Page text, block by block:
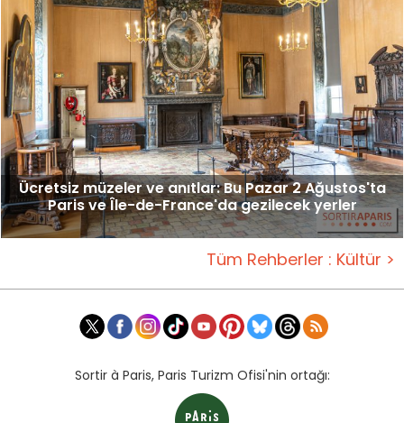
Ücretsiz müzeler ve anıtlar: Bu Pazar 2 Ağustos'ta
Paris ve Île-de-France'da gezilecek yerler
Tüm Rehberler : Kültür >
Sortir à Paris, Paris Turizm Ofisi'nin ortağı: